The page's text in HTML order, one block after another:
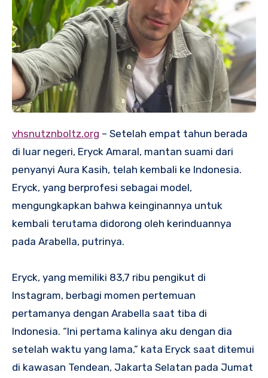
vhsnutznboltz.org – Setelah empat tahun berada
di luar negeri, Eryck Amaral, mantan suami dari
penyanyi Aura Kasih, telah kembali ke Indonesia.
Eryck, yang berprofesi sebagai model,
mengungkapkan bahwa keinginannya untuk
kembali terutama didorong oleh kerinduannya
pada Arabella, putrinya.
Eryck, yang memiliki 83,7 ribu pengikut di
Instagram, berbagi momen pertemuan
pertamanya dengan Arabella saat tiba di
Indonesia. “Ini pertama kalinya aku dengan dia
setelah waktu yang lama,” kata Eryck saat ditemui
di kawasan Tendean, Jakarta Selatan pada Jumat